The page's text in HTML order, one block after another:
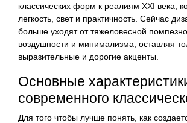
классических форм к реалиям XXI века,
легкость, свет и практичность. Сейчас
больше уходят от тяжеловесной
воздушности и минимализма, оставляя
выразительные и дорогие акценты.
Основные
современного
Для того чтобы лучше понять, как